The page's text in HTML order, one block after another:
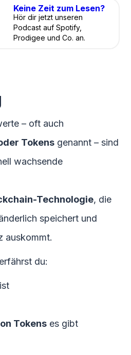
Keine Zeit zum Lesen?
Hör dir jetzt unseren
Podcast auf Spotify,
Prodigee und Co. an.
– oft auch
Tokens genannt – sind
wachsende
Technologie, die
speichert und
auskommt.
du:
ist
Tokens es gibt